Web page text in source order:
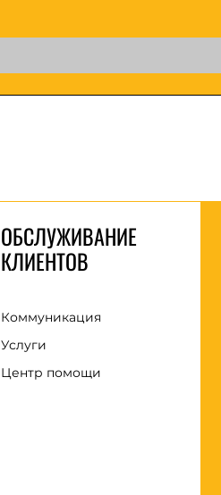
ОБСЛУЖИВАНИЕ
КЛИЕНТОВ
Коммуникация
Услуги
Центр помощи